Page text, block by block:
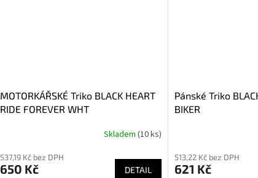
MOTORKÁŘSKÉ Triko BLACK HEART
RIDE FOREVER WHT
Skladem (10 ks)
537,19 Kč bez DPH
650 Kč DETAIL
Pánské Triko
BIKER
513,22 Kč bez DPH
621 Kč